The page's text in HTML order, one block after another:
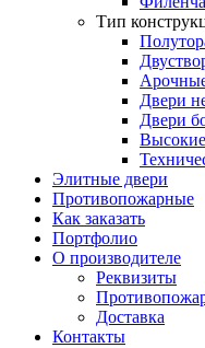
Тип
Двери
Двери
Элитные двери
Противопожарные
Как заказать
Портфолио
О производителе
Реквизиты
Доставка
Контакты